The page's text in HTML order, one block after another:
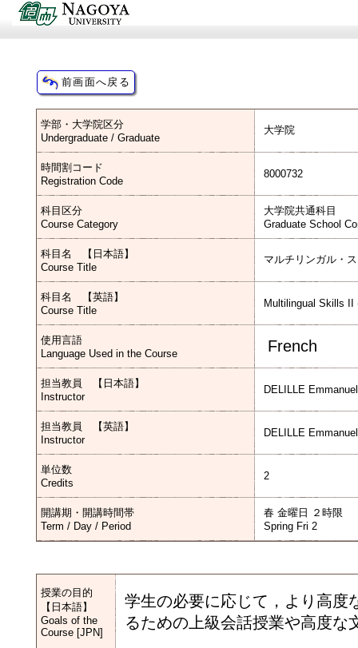
学部・大学院区分
Undergraduate / Graduate
大学院
時間割コード
Registration Code
8000732
科目区分
Course Category
大学院共通科目
Graduate School
科目名 【日本語】
Course Title
マルチリンガル・
科目名 【英語】
Course Title
Multilingual Skills II
使用言語
Language Used in the Course
French
担当教員 【日本語】
Instructor
DELILLE
担当教員 【英語】
Instructor
DELILLE
単位数
Credits
2
開講期・開講時間帯
Term / Day / Period
春 金曜日 ２時限
Spring Fri 2
授業の目的
【日本語】
Goals of the
Course [JPN]
学生の必要に応じて，より高度
るための上級会話授業や高度な